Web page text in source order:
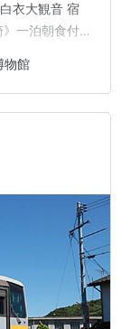
衣大観音 宿
一泊朝食付
道博物館》
の鉄道専門博
ます。ニュー
JR大宮駅から
両ステーシ
物館